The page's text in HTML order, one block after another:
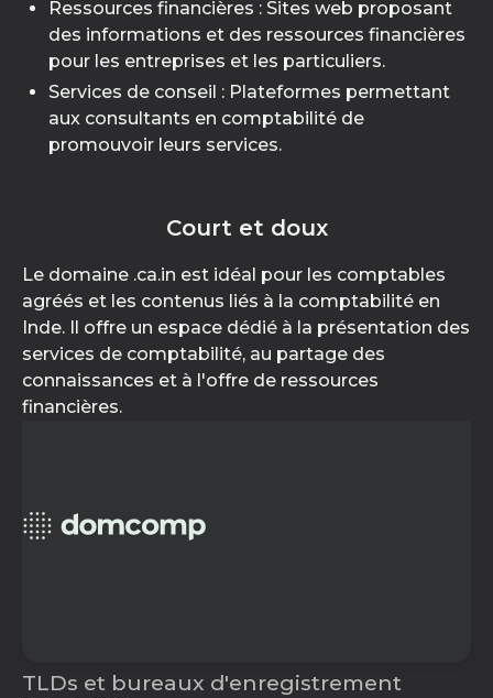
Ressources financières : Sites web proposant
des informations et des ressources financières
pour les entreprises et les particuliers.
Services de conseil : Plateformes permettant
aux consultants en comptabilité de
promouvoir leurs services.
Court et doux
Le domaine .ca.in est idéal pour les comptables
agréés et les contenus liés à la comptabilité en
Inde. Il offre un espace dédié à la présentation des
services de comptabilité, au partage des
connaissances et à l'offre de ressources
financières.
TLDs et bureaux d'enregistrement